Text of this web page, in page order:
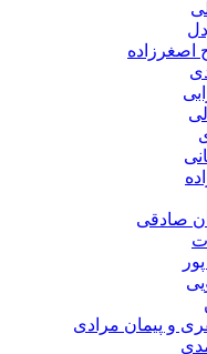
اصغرزاده
صادقی
و پیمان مرادی